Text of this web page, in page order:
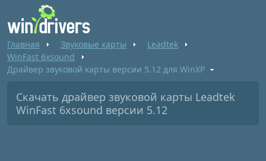
Главная Звуковые карты
Leadtek
WinFast 6xsound
Драйвер звуковой карты версии 5.12 для WinXP
Скачать драйвер звуковой карты Leadtek
WinFast 6xsound версии 5.12